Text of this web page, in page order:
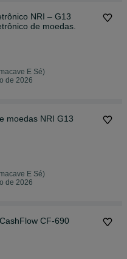
NRI – G13
de moedas.
E Sé)
de 2026
moedas NRI G13
E Sé)
de 2026
CF-690